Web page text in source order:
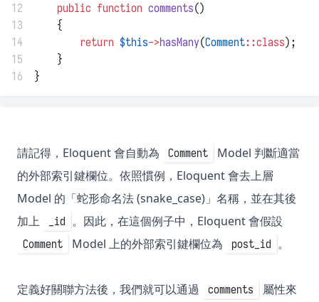
12
public function comments()
13
    {
14
return $this->hasMany(Comment::class);
15
    }
16
}
請記得，Eloquent 會自動為 Comment
Model 判斷適當
的外部索引鍵欄位。依照慣例，Eloquent 會去上層
Model 的「蛇形命名法 (snake_case)」名稱，並在其後
加上
_id 。因此，在這個例子中，Eloquent 會假設
Comment Model 上的外部索引鍵欄位為 post_id 。
定義好關聯方法後，我們就可以通過 comments
屬性來